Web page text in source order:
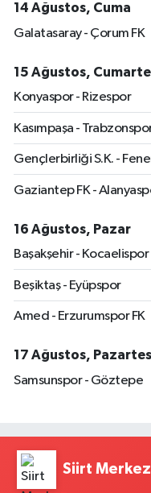
14 Ağustos, Cuma
Galatasaray - Çorum FK
15 Ağustos,
Konyaspor - Rizespor
Kasımpaşa -
Gençlerbirliği S.K. -
Gaziantep FK -
16 Ağustos, Pazar
Başakşehir - Kocaelispor
Beşiktaş - Eyüpspor
Amed - Erzurumspor FK
17 Ağustos,
Samsunspor - Göztepe
Siirt